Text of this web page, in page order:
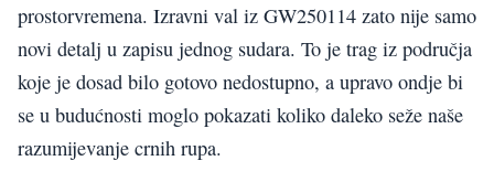
prostorvremena. Izravni val iz GW250114 zato nije samo
novi detalj u zapisu jednog sudara. To je trag iz područja
koje je dosad bilo gotovo nedostupno, a upravo ondje bi
se u budućnosti moglo pokazati koliko daleko seže naše
razumijevanje crnih rupa.